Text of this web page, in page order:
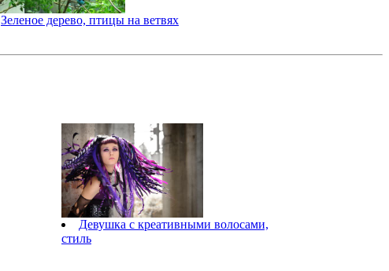
Зеленое дерево, птицы на ветвях
Девушка с креативными волосами,
стиль